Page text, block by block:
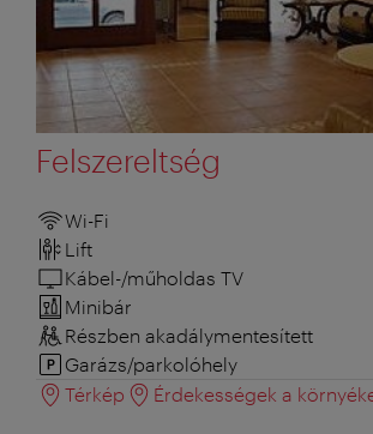
Felszereltség
Wi-Fi
Lift
Kábel-/műholdas TV
Minibár
Részben akadálymentesített
Garázs/parkolóhely
Térkép
Érdekességek a